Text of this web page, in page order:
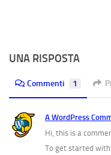
UNA RISPOSTA
Commenti 1
A WordPress
Hi, this is a
To get started